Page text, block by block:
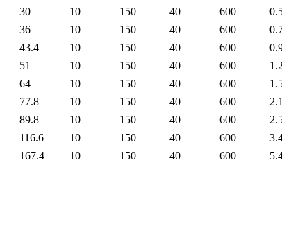
30 10 150 40 600
36 10 150 40 600
43.4 10 150 40 600
51 10 150 40 600
64 10 150 40 600
77.8 10 150 40 600
89.8 10 150 40 600
116.6 10 150 40 600
167.4 10 150 40 600